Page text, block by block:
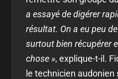
a essayé de digérer
résultat. On a eu peu
surtout bien récupérer
chose », explique-t-il.
le technicien audonien